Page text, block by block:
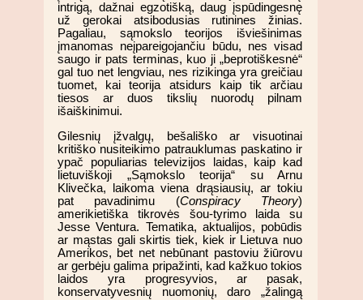
intrigą, dažnai egzotišką, daug įspūdingesnę
už gerokai atsibodusias rutinines žinias.
Pagaliau, sąmokslo teorijos išviešinimas
įmanomas neįpareigojančiu būdu, nes visad
saugo ir pats terminas, kuo ji „beprotiškesnė“
gal tuo net lengviau, nes rizikinga yra greičiau
tuomet, kai teorija atsidurs kaip tik arčiau
tiesos ar duos tikslių nuorodų pilnam
išaiškinimui.
Gilesnių įžvalgų, bešališko ar visuotinai
kritiško nusiteikimo patrauklumas paskatino ir
ypač populiarias televizijos laidas, kaip kad
lietuviškoji „Sąmokslo teorija“ su Arnu
Klivečka, laikoma viena drąsiausių, ar tokiu
pat pavadinimu (Conspiracy Theory)
amerikietiška tikrovės šou-tyrimo laida su
Jesse Ventura. Tematika, aktualijos, pobūdis
ar mąstas gali skirtis tiek, kiek ir Lietuva nuo
Amerikos, bet net nebūnant pastoviu žiūrovu
ar gerbėju galima pripažinti, kad kažkuo tokios
laidos yra progresyvios, ar pasak,
konservatyvesnių nuomonių, daro „žalingą